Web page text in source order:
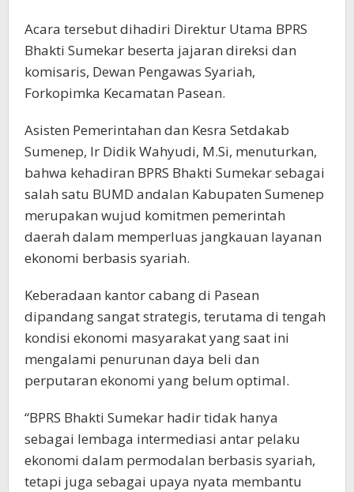
Acara tersebut dihadiri Direktur Utama BPRS
Bhakti Sumekar beserta jajaran direksi dan
komisaris, Dewan Pengawas Syariah,
Forkopimka Kecamatan Pasean.
Asisten Pemerintahan dan Kesra Setdakab
Sumenep, Ir Didik Wahyudi, M.Si, menuturkan,
bahwa kehadiran BPRS Bhakti Sumekar sebagai
salah satu BUMD andalan Kabupaten Sumenep
merupakan wujud komitmen pemerintah
daerah dalam memperluas jangkauan layanan
ekonomi berbasis syariah.
Keberadaan kantor cabang di Pasean
dipandang sangat strategis, terutama di tengah
kondisi ekonomi masyarakat yang saat ini
mengalami penurunan daya beli dan
perputaran ekonomi yang belum optimal.
“BPRS Bhakti Sumekar hadir tidak hanya
sebagai lembaga intermediasi antar pelaku
ekonomi dalam permodalan berbasis syariah,
tetapi juga sebagai upaya nyata membantu